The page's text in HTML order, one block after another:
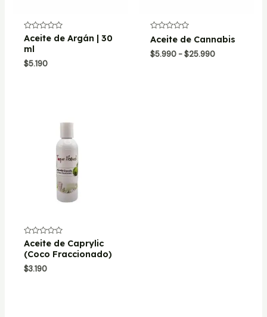
Valorado
con
0
de
5
Aceite de Argán | 30
ml
$5.190
Valorado
con
0
de
Aceite de Cannabis
$5.990 - $25.990Rango
Valorado
con
0
5
Aceite de Caprylic
(Coco Fraccionado)
$3.190